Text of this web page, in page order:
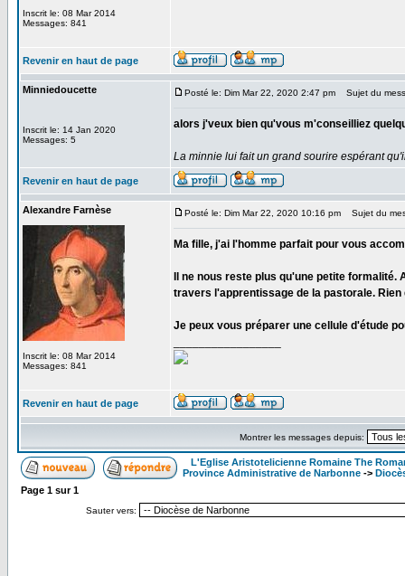
Inscrit le: 08 Mar 2014
Messages: 841
Revenir en haut de page
Minniedoucette
Inscrit le: 14 Jan 2020
Messages: 5
Posté le: Dim Mar 22, 2020 2:47 pm Sujet du
alors j'veux bien qu'vous m'conseilliez
La minnie lui fait un grand sourire espérant
Revenir en haut de page
Alexandre Farnèse
Inscrit le: 08 Mar 2014
Messages: 841
Posté le: Dim Mar 22, 2020 10:16 pm Sujet du
Ma fille, j'ai l'homme parfait pour vous
Il ne nous reste plus qu'une petite
travers l'apprentissage de la pastorale.
Je peux vous préparer une cellule d'étude
Revenir en haut de page
Montrer les messages depuis:
L'Eglise Aristotelicienne Romaine The
Province Administrative de Narbonne ->
Page 1 sur1
Sauter vers: